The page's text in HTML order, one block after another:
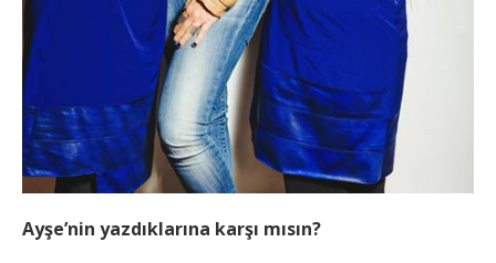
Ayşe’nin yazdıklarına karşı mısın?